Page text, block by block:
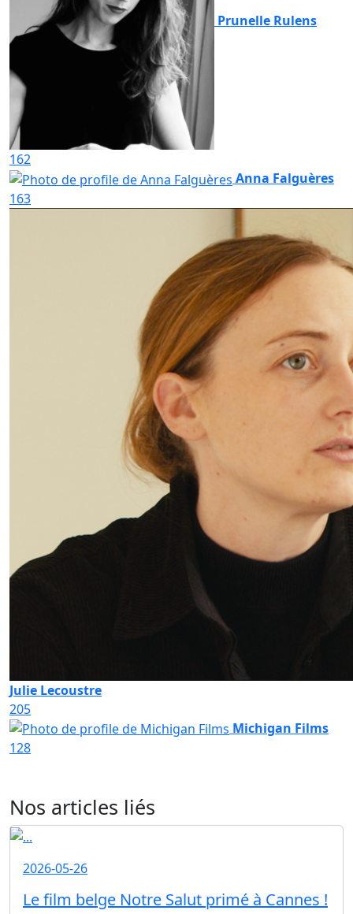
Prunelle Rulens
162
Anna Falguères
163
Julie Lecoustre
205
Michigan Films
128
Nos articles liés
2026-05-26
Le film belge Notre Salut primé à Cannes !